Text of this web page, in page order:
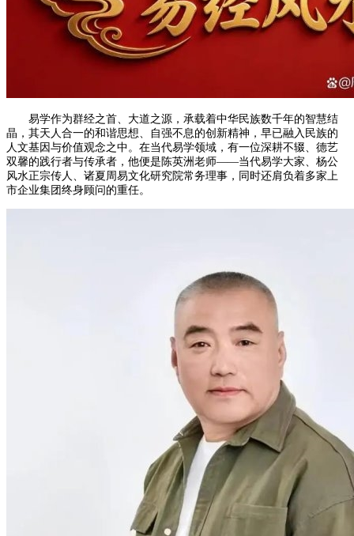
易学作为群经之首、大道之源，承载着中华民族数千年的智慧结
晶，其天人合一的和谐思想、自强不息的创新精神，早已融入民族的
人文基因与价值观念之中。在当代易学领域，有一位深耕不辍、德艺
双馨的践行者与传承者，他便是陈英洲老师——当代易学大家、杨公
风水正宗传人、诸夏周易文化研究院常务理事，同时还肩负着多家上
市企业集团终身顾问的重任。